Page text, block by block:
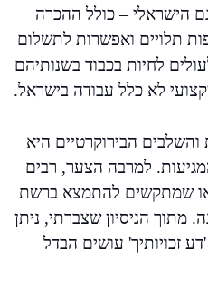
הישראלי – כולל ההכרה
תלויים ואפשרות לתשלום
לחיות בכבוד בשנותיהם
לא כלל עבודה בישראל.
הבירוקרטיים היא
למרבה הצער, רבים
או שמתקשים להתמצא ברשת
מתוך הניסיון שצברתי, ניתן
'דע זכויותיך' עושים הבדל